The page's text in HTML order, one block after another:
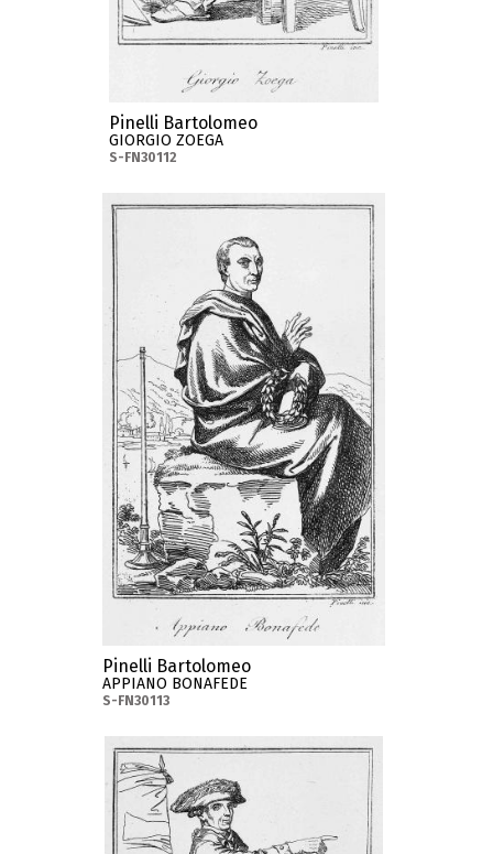
Pinelli Bartolomeo
GIORGIO ZOEGA
S-FN30112
Pinelli Bartolomeo
APPIANO BONAFEDE
S-FN30113